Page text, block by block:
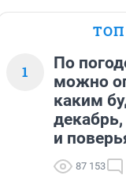
ТОП
1
По
можно
каким
и
87 153